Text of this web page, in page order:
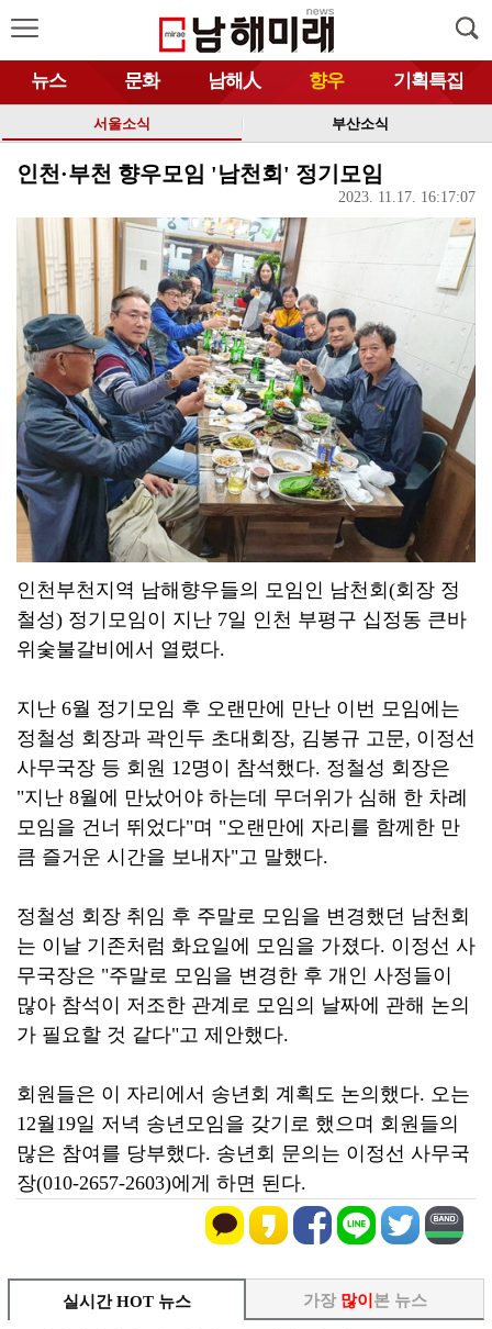
뉴스 문화 남해人 향우 기획특집
서울소식 부산소식
인천·부천 향우모임 '남천회' 정기모임
2023. 11.17. 16:17:07
인천부천지역 남해향우들의 모임인 남천회(회장 정
철성) 정기모임이 지난 7일 인천 부평구 십정동 큰바
위숯불갈비에서 열렸다.
지난 6월 정기모임 후 오랜만에 만난 이번 모임에는
정철성 회장과 곽인두 초대회장, 김봉규 고문, 이정선
사무국장 등 회원 12명이 참석했다. 정철성 회장은
"지난 8월에 만났어야 하는데 무더위가 심해 한 차례
모임을 건너 뛰었다"며 "오랜만에 자리를 함께한 만
큼 즐거운 시간을 보내자"고 말했다.
정철성 회장 취임 후 주말로 모임을 변경했던 남천회
는 이날 기존처럼 화요일에 모임을 가졌다. 이정선 사
무국장은 "주말로 모임을 변경한 후 개인 사정들이
많아 참석이 저조한 관계로 모임의 날짜에 관해 논의
가 필요할 것 같다"고 제안했다.
회원들은 이 자리에서 송년회 계획도 논의했다. 오는
12월19일 저녁 송년모임을 갖기로 했으며 회원들의
많은 참여를 당부했다. 송년회 문의는 이정선 사무국
장(010-2657-2603)에게 하면 된다.
실시간 HOT 뉴스 가장 많이본 뉴스